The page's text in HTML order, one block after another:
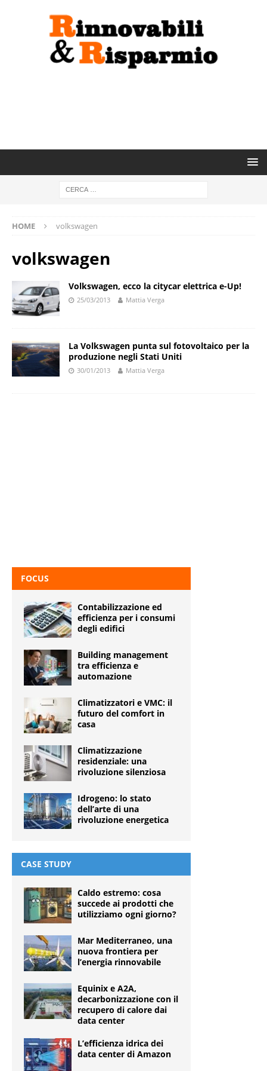
HOME volkswagen
volkswagen
Volkswagen, ecco la citycar elettrica e-Up!
25/03/2013 Mattia Verga
La Volkswagen punta sul fotovoltaico per la
produzione negli Stati Uniti
30/01/2013 Mattia Verga
FOCUS
Contabilizzazione ed
efficienza per i consumi
degli edifici
Building management
tra efficienza e
automazione
Climatizzatori e VMC: il
futuro del comfort in
casa
Climatizzazione
residenziale: una
rivoluzione silenziosa
Idrogeno: lo stato
dell’arte di una
rivoluzione energetica
CASE STUDY
Caldo estremo: cosa
succede ai prodotti che
utilizziamo ogni giorno?
Mar Mediterraneo, una
nuova frontiera per
l’energia rinnovabile
Equinix e A2A,
decarbonizzazione con il
recupero di calore dai
data center
L’efficienza idrica dei
data center di Amazon